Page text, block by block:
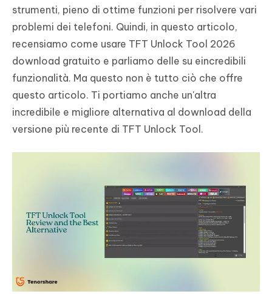
strumenti, pieno di ottime funzioni per risolvere vari
problemi dei telefoni. Quindi, in questo articolo,
recensiamo come usare TFT Unlock Tool 2026
download gratuito e parliamo delle su eincredibili
funzionalità. Ma questo non è tutto ciò che offre
questo articolo. Ti portiamo anche un'altra
incredibile e migliore alternativa al download della
versione più recente di TFT Unlock Tool.